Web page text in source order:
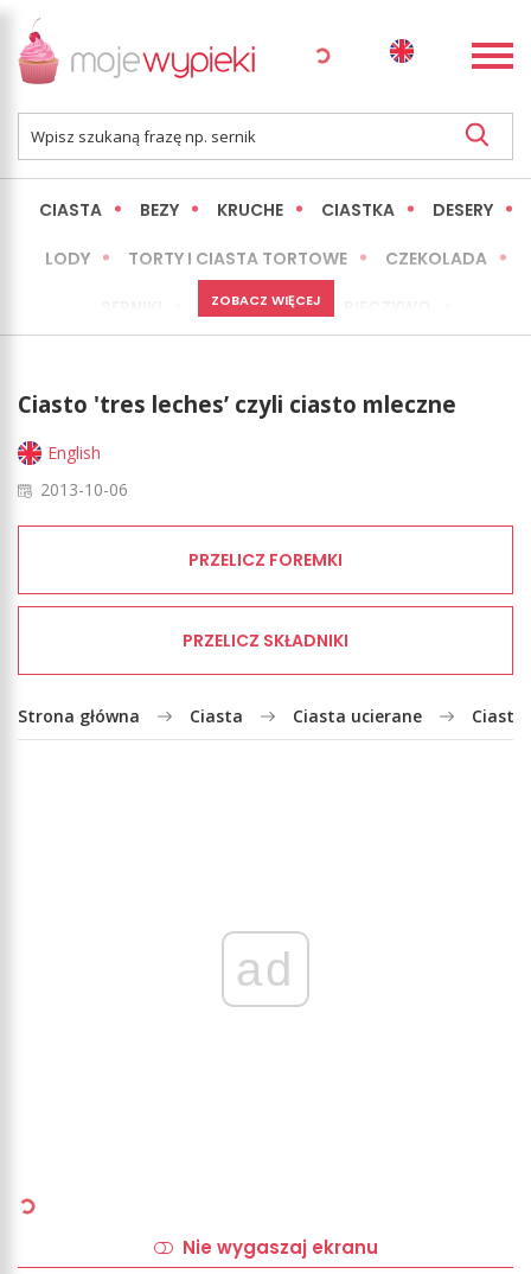
CIASTA BEZY KRUCHE CIASTKA DESERY
LODY TORTY I CIASTA TORTOWE CZEKOLADA
MINI WYPIEKI
LŻEJSZE / ZDROWSZE INNE
ZOBACZ WIĘCEJ
Ciasto 'tres leches’ czyli ciasto mleczne
English
2013-10-06
PRZELICZ FOREMKI
PRZELICZ SKŁADNIKI
Strona główna Ciasta Ciasta ucierane Ciasto
ad
Nie wygaszaj ekranu